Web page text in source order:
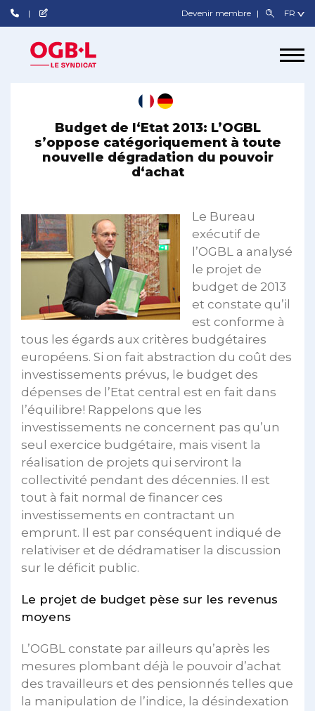
Devenir membre
Budget de l‘Etat 2013: L’OGBL
s’oppose catégoriquement à toute
nouvelle dégradation du pouvoir
d‘achat
Le Bureau
exécutif de
l’OGBL a analysé
le projet de
budget de 2013
et constate qu’il
est conforme à
tous les égards aux critères budgétaires
européens. Si on fait abstraction du coût des
investissements prévus, le budget des
dépenses de l’Etat central est en fait dans
l’équilibre! Rappelons que les
investissements ne concernent pas qu’un
seul exercice budgétaire, mais visent la
réalisation de projets qui serviront la
collectivité pendant des décennies. Il est
tout à fait normal de financer ces
investissements en contractant un
emprunt. Il est par conséquent indiqué de
relativiser et de dédramatiser la discussion
sur le déficit public.
Le projet de budget pèse sur les revenus
moyens
L’OGBL constate par ailleurs qu’après les
mesures plombant déjà le pouvoir d’achat
des travailleurs et des pensionnés telles que
la manipulation de l’indice, la désindexation